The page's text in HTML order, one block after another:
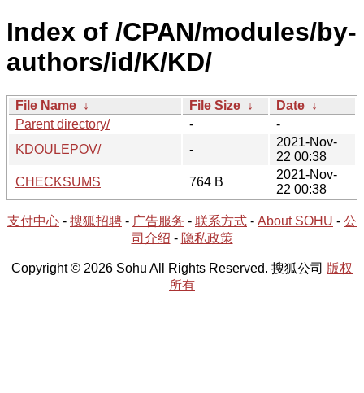
Index of /CPAN/modules/by-
authors/id/K/KD/
File Name ↓ File Size ↓ Date ↓
Parent directory/
-
-
KDOULEPOV/
-
2021-Nov-
22 00:38
CHECKSUMS
764 B
2021-Nov-
22 00:38
支付中心 - 搜狐招聘 - 广告服务 - 联系方式 - About SOHU - 公
司介绍 - 隐私政策
Copyright © 2026 Sohu All Rights Reserved. 搜狐公司 版权
所有